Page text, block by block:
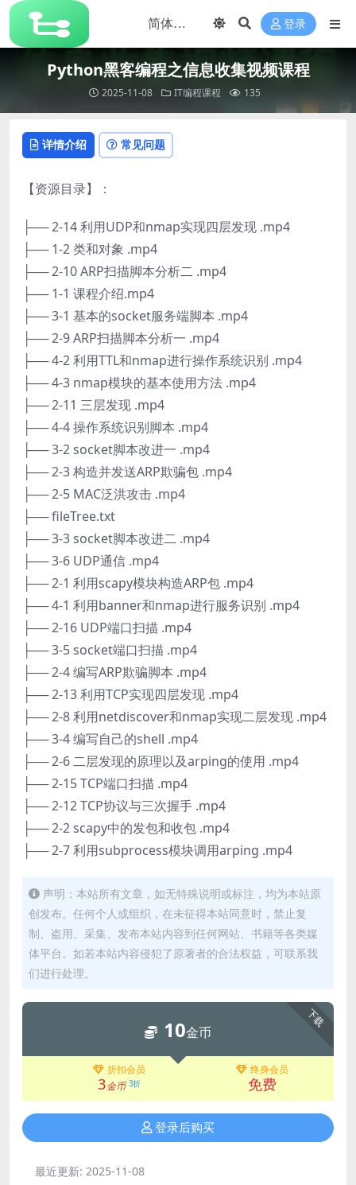
登录
Python黑客编程之信息收集视频课程
2025-11-08 IT编程课程 135
详情介绍 常见问题
【资源目录】：
├── 2-14 利用UDP和nmap实现四层发现 .mp4
├── 1-2 类和对象 .mp4
├── 2-10 ARP扫描脚本分析二 .mp4
├── 1-1 课程介绍.mp4
├── 3-1 基本的socket服务端脚本 .mp4
├── 2-9 ARP扫描脚本分析一 .mp4
├── 4-2 利用TTL和nmap进行操作系统识别 .mp4
├── 4-3 nmap模块的基本使用方法 .mp4
├── 2-11 三层发现 .mp4
├── 4-4 操作系统识别脚本 .mp4
├── 3-2 socket脚本改进一 .mp4
├── 2-3 构造并发送ARP欺骗包 .mp4
├── 2-5 MAC泛洪攻击 .mp4
├── fileTree.txt
├── 3-3 socket脚本改进二 .mp4
├── 3-6 UDP通信 .mp4
├── 2-1 利用scapy模块构造ARP包 .mp4
├── 4-1 利用banner和nmap进行服务识别 .mp4
├── 2-16 UDP端口扫描 .mp4
├── 3-5 socket端口扫描 .mp4
├── 2-4 编写ARP欺骗脚本 .mp4
├── 2-13 利用TCP实现四层发现 .mp4
├── 2-8 利用netdiscover和nmap实现二层发现 .mp4
├── 3-4 编写自己的shell .mp4
├── 2-6 二层发现的原理以及arping的使用 .mp4
├── 2-15 TCP端口扫描 .mp4
├── 2-12 TCP协议与三次握手 .mp4
├── 2-2 scapy中的发包和收包 .mp4
├── 2-7 利用subprocess模块调用arping .mp4
声明：本站所有文章，如无特殊说明或标注，均为本站原
创发布。任何个人或组织，在未征得本站同意时，禁止复
制、盗用、采集、发布本站内容到任何网站、书籍等各类媒
体平台。如若本站内容侵犯了原著者的合法权益，可联系我
们进行处理。
下载
10金币
折扣会员
3金币 3折
终身会员
免费
登录后购买
最近更新: 2025-11-08